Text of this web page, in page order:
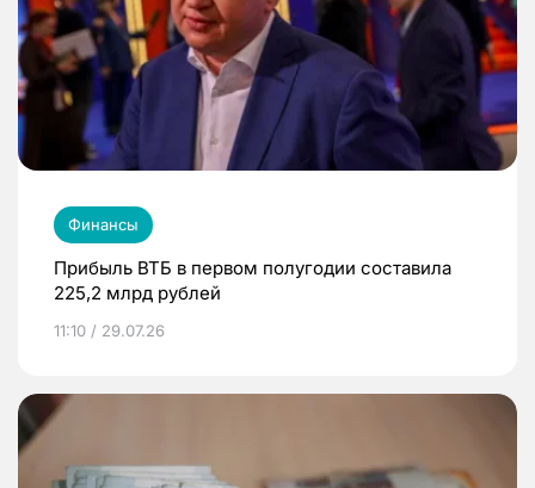
Финансы
Прибыль ВТБ в первом полугодии составила
225,2 млрд рублей
11:10 / 29.07.26